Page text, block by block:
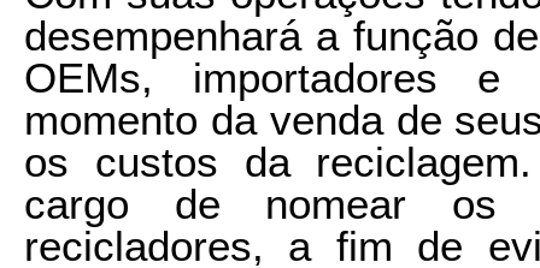
desempenhará a função
OEMs, importadores e
momento da venda de
os custos da
cargo de nomear os
recicladores, a fim de